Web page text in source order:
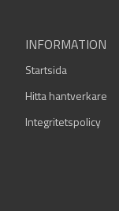
INFORMATION
Startsida
Hitta hantverkare
Integritetspolicy